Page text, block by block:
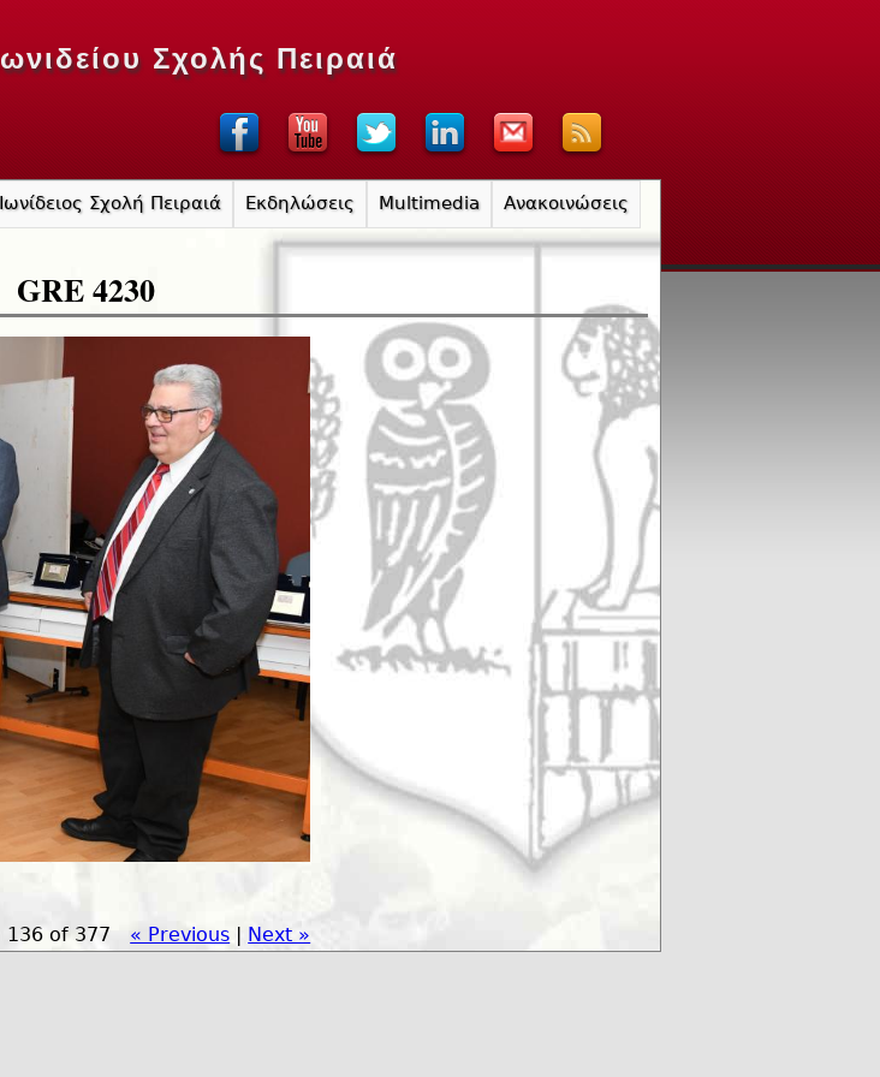
Σχολής Πειραιά
GRE 4230
136 of 377 « Previous | Next »
Ιωνίδειος Σχολή Πειραιά Εκδηλώσεις Multimedia Ανακοινώσεις